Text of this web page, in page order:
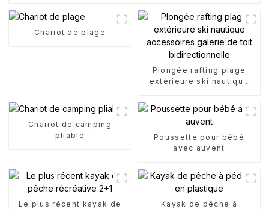
Chariot de plage
Plongée rafting plage
extérieure ski nautique
Chariot de camping
pliable
Poussette pour bébé
avec auvent
Le plus récent kayak de
Kayak de pêche à